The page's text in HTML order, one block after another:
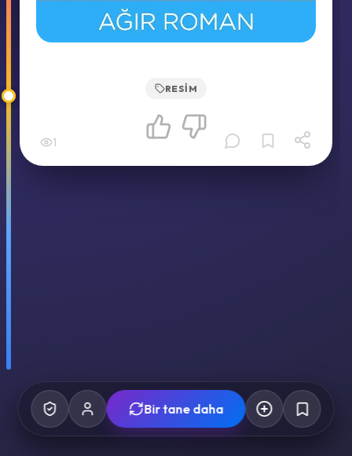
RESIM
1
Bir tane daha